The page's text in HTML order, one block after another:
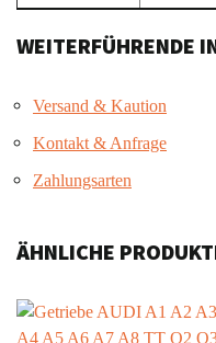
WEITERFÜHRENDE
Versand & Kaution
Kontakt & Anfrage
Zahlungsarten
ÄHNLICHE